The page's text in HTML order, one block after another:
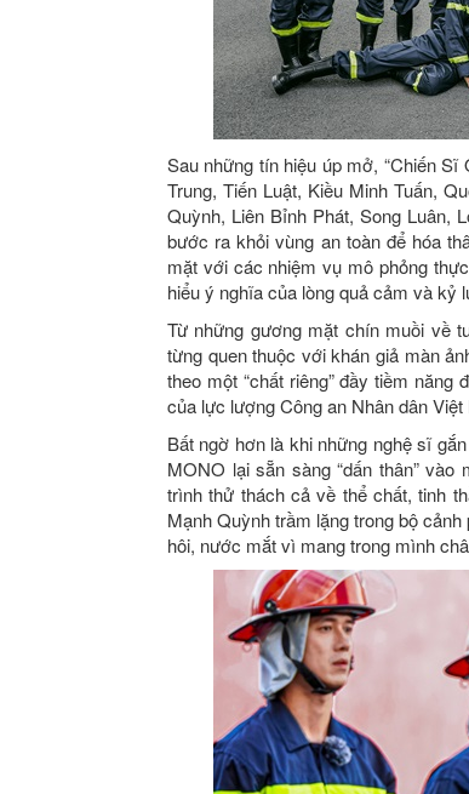
Sau những tín hiệu úp mở, “Chiến
Trung, Tiến Luật, Kiều Minh Tuấn,
Quỳnh, Liên Bỉnh Phát, Song Luân,
bước ra khỏi vùng an toàn để hóa
mặt với các nhiệm vụ mô phỏng
hiểu ý nghĩa của lòng quả cảm và kỷ
Từ những gương mặt chín muồi về
từng quen thuộc với khán giả màn
theo một “chất riêng” đầy tiềm
của lực lượng Công an Nhân dân Việt
Bất ngờ hơn là khi những nghệ sĩ
MONO lại sẵn sàng “dấn thân”
trình thử thách cả về thể chất, tinh
Mạnh Quỳnh trầm lặng trong bộ
hôi, nước mắt vì mang trong mình